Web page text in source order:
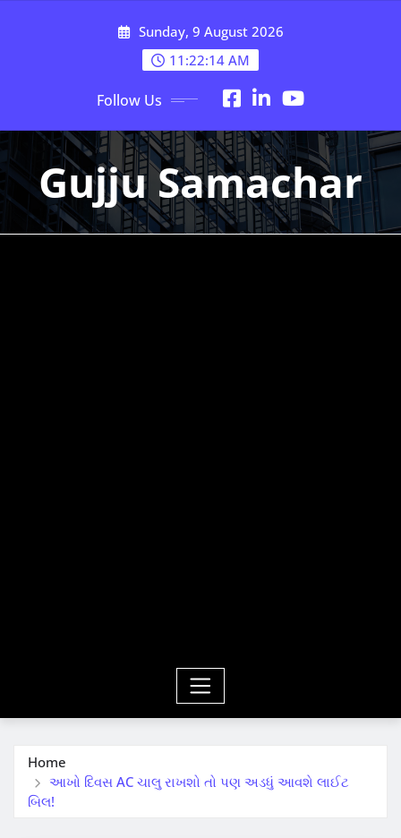
Sunday, 9 August 2026
11:22:15 AM
Follow Us
Gujju Samachar
Home
આખો દિવસ AC ચાલુ રાખશો તો પણ અડધું આવશે લાઈટ
બિલ!